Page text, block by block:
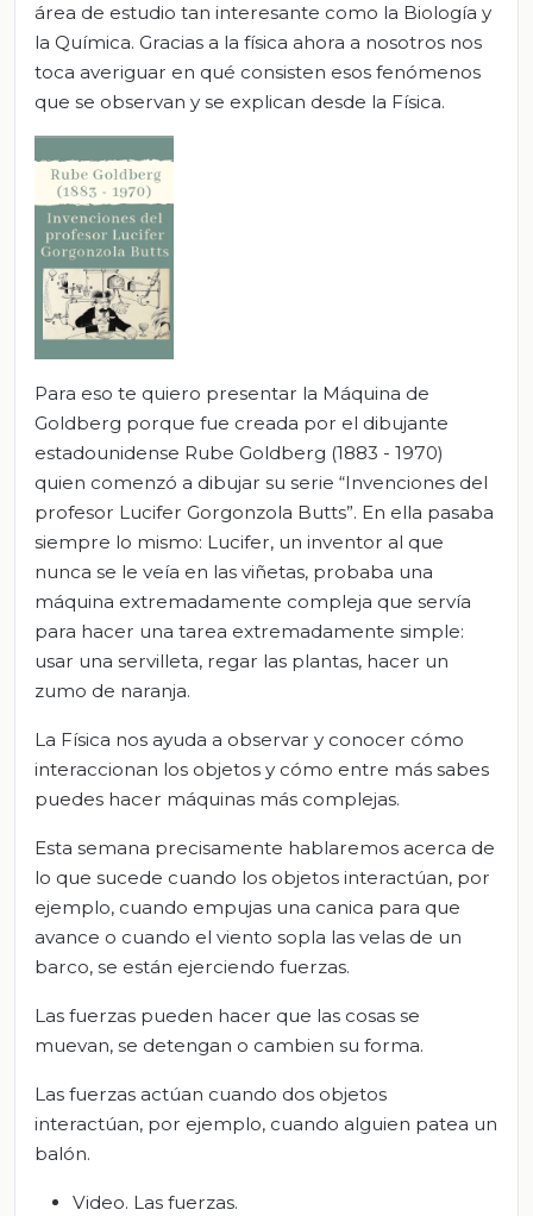
área de estudio tan interesante como la Biología y
la Química. Gracias a la física ahora a nosotros nos
toca averiguar en qué consisten esos fenómenos
que se observan y se explican desde la Física.
Para eso te quiero presentar la Máquina de
Goldberg porque fue creada por el dibujante
estadounidense Rube Goldberg (1883 - 1970)
quien comenzó a dibujar su serie “Invenciones del
profesor Lucifer Gorgonzola Butts”. En ella pasaba
siempre lo mismo: Lucifer, un inventor al que
nunca se le veía en las viñetas, probaba una
máquina extremadamente compleja que servía
para hacer una tarea extremadamente simple:
usar una servilleta, regar las plantas, hacer un
zumo de naranja.
La Física nos ayuda a observar y conocer cómo
interaccionan los objetos y cómo entre más sabes
puedes hacer máquinas más complejas.
Esta semana precisamente hablaremos acerca de
lo que sucede cuando los objetos interactúan, por
ejemplo, cuando empujas una canica para que
avance o cuando el viento sopla las velas de un
barco, se están ejerciendo fuerzas.
Las fuerzas pueden hacer que las cosas se
muevan, se detengan o cambien su forma.
Las fuerzas actúan cuando dos objetos
interactúan, por ejemplo, cuando alguien patea un
balón.
Video. Las fuerzas.